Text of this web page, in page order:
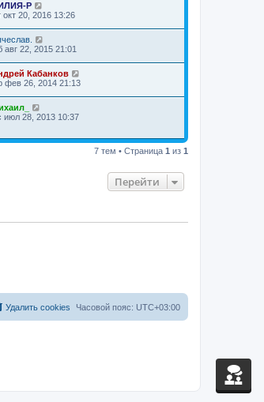
Р
окт 20, 2016 13:26
авг 22, 2015 21:01
Кабанков
фев 26, 2014 21:13
июл 28, 2013 10:37
7 тем • Страница 1 из 1
Перейти
Часовой пояс: UTC+03:00
Удалить cookies